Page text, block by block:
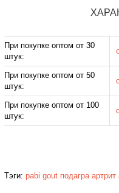
При покупке оптом от 30
штук:
При покупке оптом от 50
штук:
При покупке оптом от 100
штук:
Тэги: pabi gout подагра артрит